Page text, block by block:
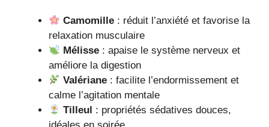
Camomille : réduit l’anxiété et favorise la
relaxation musculaire
Mélisse : apaise le système nerveux et
améliore la digestion
Valériane : facilite l’endormissement et
calme l’agitation mentale
Tilleul : propriétés sédatives douces,